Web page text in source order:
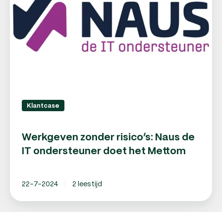
de
IT
ondersteuner
doet
Klantcase
Werkgeven zonder risico’s: Naus de
IT ondersteuner doet het Mettom
22-7-2024 2 leestijd